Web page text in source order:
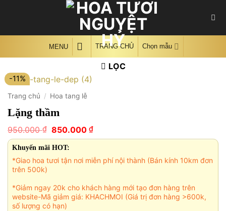
MENU TRANG CHỦ Chọn mẫu
LỌC
-11%
Trang chủ / Hoa tang lễ
Lặng thầm
950.000₫ Giá
gốc
là:
950.000 ₫.
850.000 ₫Giá
hiện
850.000 ₫.
Khuyến mãi HOT:
*Giao hoa tươi tận nơi miễn phí nội thành (Bán kính 10km đơn
trên 500k)
*Giảm ngay 20k cho khách hàng mới tạo đơn hàng trên
website-Mã giảm giá: KHACHMOI (Giá trị đơn hàng >600k,
số lượng có hạn)